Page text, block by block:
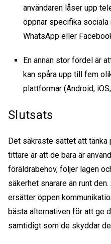
användaren låser upp
öppnar specifika
WhatsApp eller
En annan stor fördel är
kan spåra upp till fem
plattformar (Android,
Slutsats
Det säkraste sättet att tänka
tittare är att de bara är
föräldrabehov, följer lagen
säkerhet snarare än runt
ersätter öppen
bästa alternativen för att ge
samtidigt som de skyddar